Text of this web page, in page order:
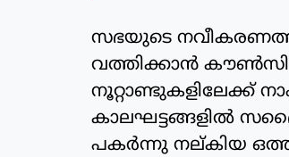
സഭയുടെ
വത്തിക്കാന്‍
നൂറ്റാണ്ടുകളിലേക്ക്
കാലഘട്ടങ്ങളില്‍
പകര്‍ന്നു നല്കിയ